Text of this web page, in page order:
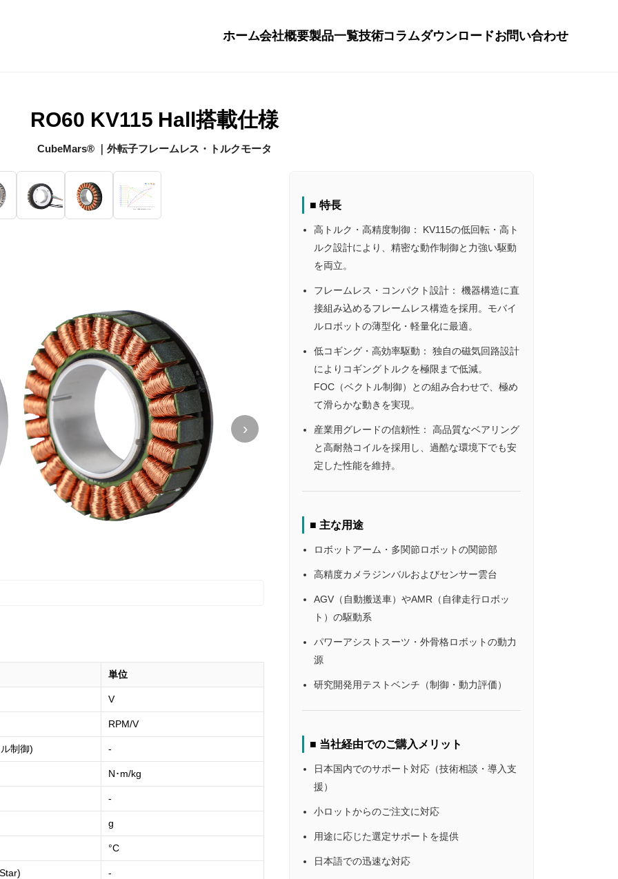
ホーム会社概要製品一覧技術コラムダウンロードお問い合わせ
RO60 KV115 Hall搭載仕様
CubeMars® ｜外転子フレームレス・トルクモータ
CubeMars RO60 KV115 Hall搭載｜製品画像
›
単位
V
RPM/V
制御) -
N･m/kg
-
g
°C
-
■ 特長
高トルク・高精度制御： KV115の低回転・高ト
ルク設計により、精密な動作制御と力強い駆動
を両立。
フレームレス・コンパクト設計： 機器構造に直
接組み込めるフレームレス構造を採用。モバイ
ルロボットの薄型化・軽量化に最適。
低コギング・高効率駆動： 独自の磁気回路設計
によりコギングトルクを極限まで低減。
FOC（ベクトル制御）との組み合わせで、極め
て滑らかな動きを実現。
産業用グレードの信頼性： 高品質なベアリング
と高耐熱コイルを採用し、過酷な環境下でも安
定した性能を維持。
■ 主な用途
ロボットアーム・多関節ロボットの関節部
高精度カメラジンバルおよびセンサー雲台
AGV（自動搬送車）やAMR（自律走行ロボッ
ト）の駆動系
パワーアシストスーツ・外骨格ロボットの動力
源
研究開発用テストベンチ（制御・動力評価）
■ 当社経由でのご購入メリット
日本国内でのサポート対応（技術相談・導入支
援）
小ロットからのご注文に対応
用途に応じた選定サポートを提供
日本語での迅速な対応